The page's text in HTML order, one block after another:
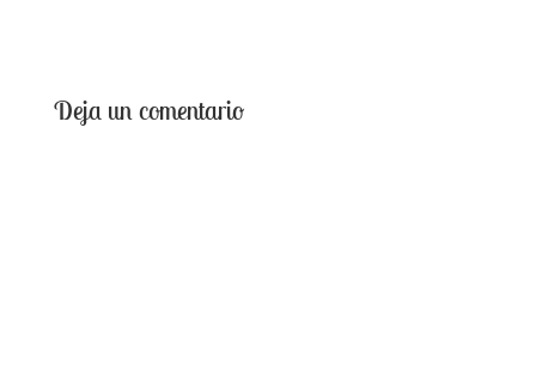
Deja un comentario